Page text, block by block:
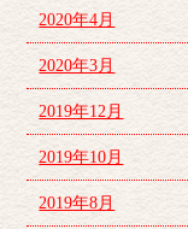
2020年4月
2020年3月
2019年12月
2019年10月
2019年8月